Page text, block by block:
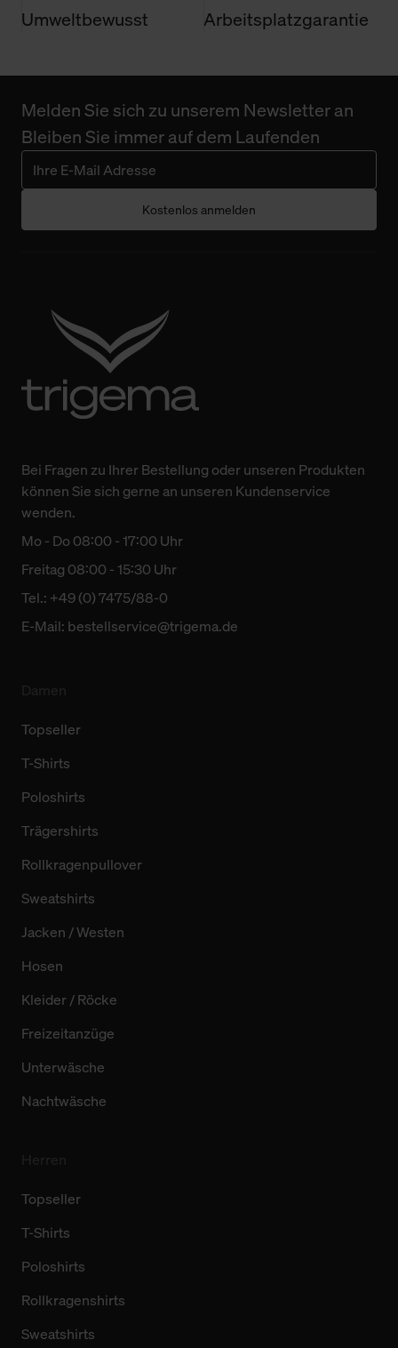
Umweltbewusst Arbeitsplatzgarantie
Melden Sie sich zu unserem Newsletter an
Bleiben Sie immer auf dem Laufenden
Kostenlos anmelden
Bei Fragen zu Ihrer Bestellung oder unseren Produkten
können Sie sich gerne an unseren Kundenservice
wenden.
Mo - Do 08:00 - 17:00 Uhr
Freitag 08:00 - 15:30 Uhr
Tel.: +49 (0) 7475/88-0
E-Mail: bestellservice@trigema.de
Topseller
T-Shirts
Poloshirts
Trägershirts
Rollkragenpullover
Sweatshirts
Jacken / Westen
Hosen
Kleider / Röcke
Freizeitanzüge
Unterwäsche
Nachtwäsche
Topseller
T-Shirts
Poloshirts
Rollkragenshirts
Sweatshirts